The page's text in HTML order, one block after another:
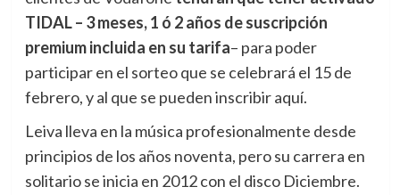
TIDAL – 3 meses, 1 ó 2 años de suscripción
premium incluida en su tarifa– para poder
participar en el sorteo que se celebrará el 15 de
febrero, y al que se pueden inscribir aquí.
Leiva lleva en la música profesionalmente desde
principios de los años noventa, pero su carrera en
solitario se inicia en 2012 con el disco Diciembre.